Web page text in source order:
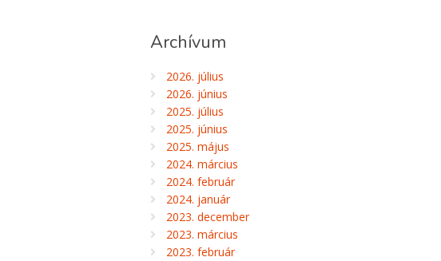
Archívum
2026. július
2026. június
2025. július
2025. június
2025. május
2024. március
2024. február
2024. január
2023. december
2023. március
2023. február